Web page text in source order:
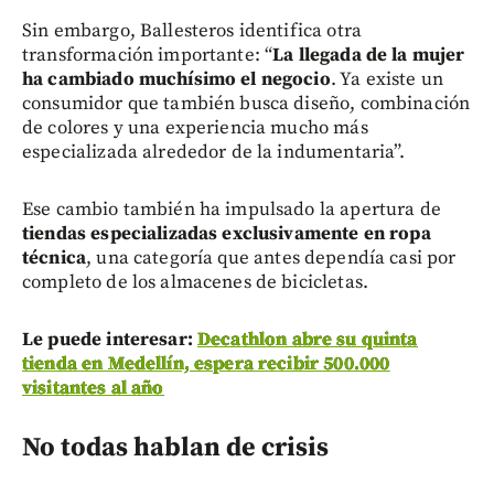
Sin embargo, Ballesteros identifica otra
transformación importante: “La llegada de la mujer
ha cambiado muchísimo el negocio. Ya existe un
consumidor que también busca diseño, combinación
de colores y una experiencia mucho más
especializada alrededor de la indumentaria”.
Ese cambio también ha impulsado la apertura de
tiendas especializadas exclusivamente en ropa
técnica, una categoría que antes dependía casi por
completo de los almacenes de bicicletas.
Le puede interesar: Decathlon abre su quinta
tienda en Medellín, espera recibir 500.000
visitantes al año
No todas hablan de crisis